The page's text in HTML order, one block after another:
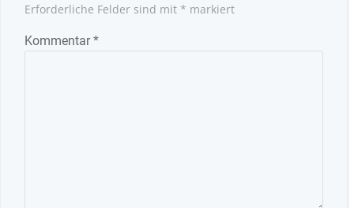
Erforderliche Felder sind mit * markiert
Kommentar*